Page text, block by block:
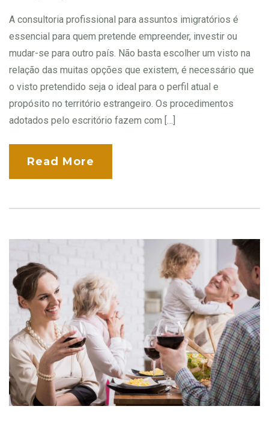
A consultoria profissional para assuntos imigratórios é
essencial para quem pretende empreender, investir ou
mudar-se para outro país. Não basta escolher um visto na
relação das muitas opções que existem, é necessário que
o visto pretendido seja o ideal para o perfil atual e
propósito no território estrangeiro. Os procedimentos
adotados pelo escritório fazem com […]
Read More